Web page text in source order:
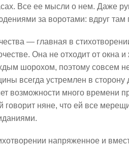
Все ее мысли о нем. Даже
за воротами: вдруг там
— главная в
Она не отходит от окна
шорохом, поэтому совсем
всегда устремлен в
возможности много времени
говорит няне, что ей все
напряженное и